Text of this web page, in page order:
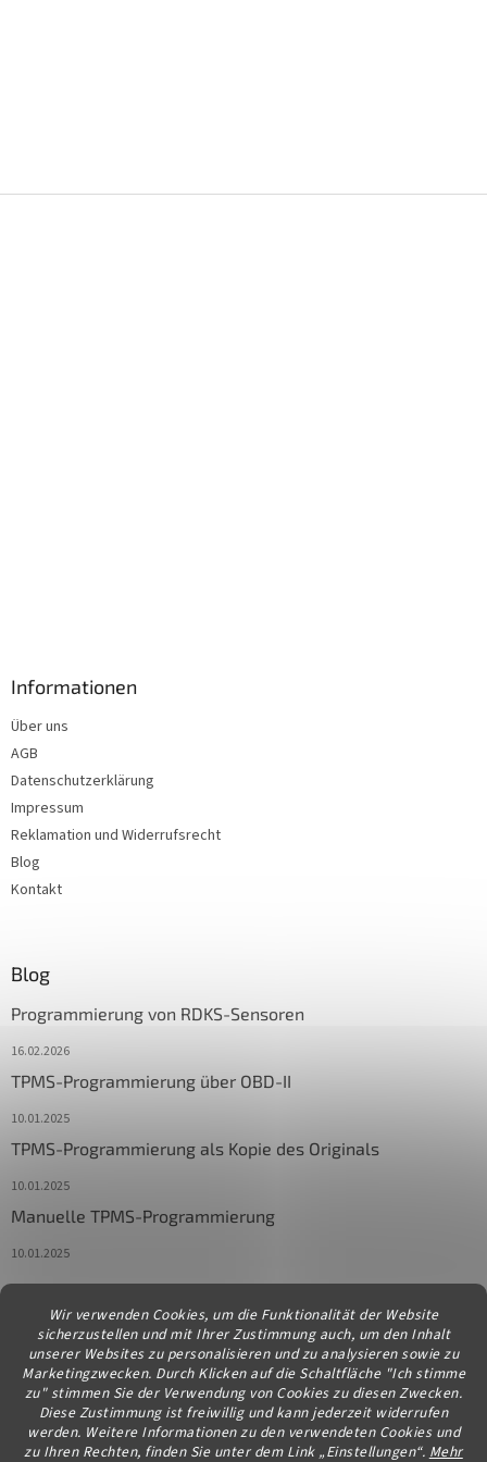
Wir verwenden Cookies, um die Funktionalität der Website
sicherzustellen und mit Ihrer Zustimmung auch, um den Inhalt
unserer Websites zu personalisieren und zu analysieren sowie zu
Marketingzwecken. Durch Klicken auf die Schaltfläche "Ich stimme
zu" stimmen Sie der Verwendung von Cookies zu diesen Zwecken.
Diese Zustimmung ist freiwillig und kann jederzeit widerrufen
werden. Weitere Informationen zu den verwendeten Cookies und
zu Ihren Rechten, finden Sie unter dem Link „Einstellungen“. Mehr
Informationen
Über uns
AGB
Datenschutzerklärung
Impressum
Reklamation und Widerrufsrecht
Blog
Kontakt
Blog
Programmierung von RDKS-Sensoren
16.02.2026
TPMS-Programmierung über OBD-II
10.01.2025
TPMS-Programmierung als Kopie des Originals
10.01.2025
Manuelle TPMS-Programmierung
10.01.2025
Kontakt
info@diagstore.at